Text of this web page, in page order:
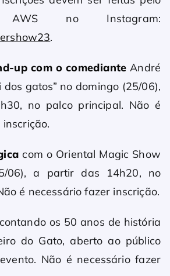
no Instagram:
.
up com o comediante André
dos gatos” no domingo (25/06),
no palco principal. Não é
com o Oriental Magic Show
06), a partir das 14h20, no
é necessário fazer inscrição.
os 50 anos de história
do Gato, aberto ao público
Não é necessário fazer